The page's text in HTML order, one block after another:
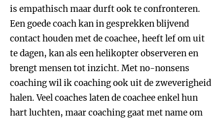
is empathisch maar durft ook te confronteren.
Een goede coach kan in gesprekken blijvend
contact houden met de coachee, heeft lef om uit
te dagen, kan als een helikopter observeren en
brengt mensen tot inzicht. Met no-nonsens
coaching wil ik coaching ook uit de zweverigheid
halen. Veel coaches laten de coachee enkel hun
hart luchten, maar coaching gaat met name om